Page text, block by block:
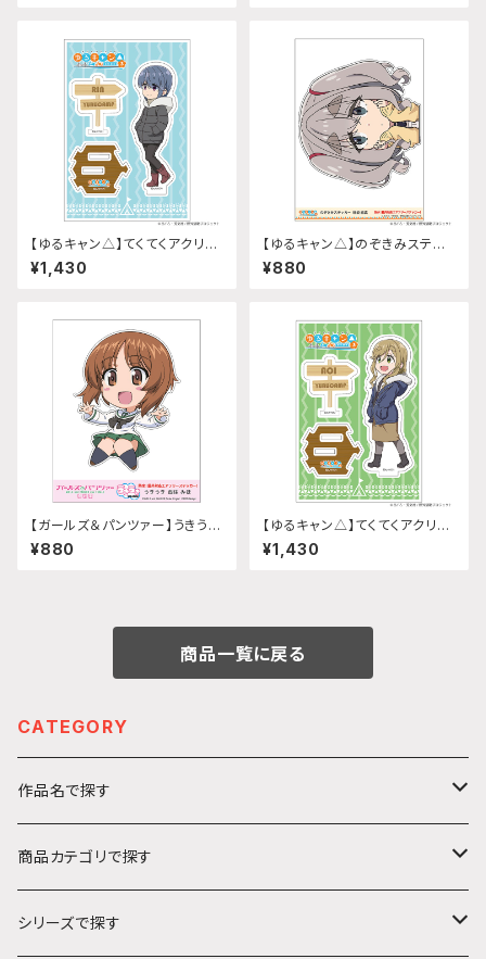
【ゆるキャン△】てくてくアクリル
スタンド(『SEASON3』志摩 リ
ン)
¥1,430
【ゆるキャン△】のぞきみステッ
カー (瑞浪絵真『SEASON3』)
給油口サイズ
¥880
【ガールズ＆パンツァー】うきうき
ステッカー (西住みほ)
¥880
【ゆるキャン△】てくてくアクリル
スタンド(『SEASON3』犬山 あ
おい)
¥1,430
商品一覧に戻る
CATEGORY
作品名で探す
カ行
ガールズ＆パンツァー
サ行
商品カテゴリで探す
アクリルキーホルダー
シリーズで探す